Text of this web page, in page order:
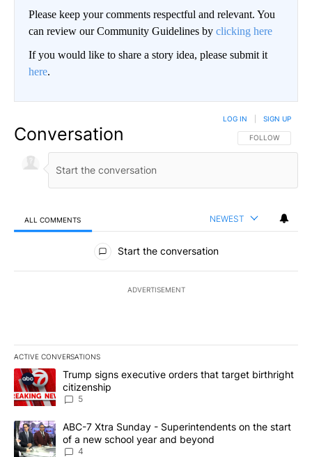
Please keep your comments respectful and relevant. You
can review our Community Guidelines by clicking here
If you would like to share a story idea, please submit it
here.
Conversation FOLLOW THIS
FOLLOW
LOG IN SIGN UP
ALL COMMENTS NEWEST
All Comments
Start the conversation
ADVERTISEMENT
ACTIVE CONVERSATIONS
The following is a list of the most commented articles in the last
A trending article titled "Trump signs executive orders that
Trump signs executive orders that target birthright
citizenship
5
A trending article titled "ABC-7 Xtra Sunday - Superintendents
ABC-7 Xtra Sunday - Superintendents on the start
of a new school year and beyond
4